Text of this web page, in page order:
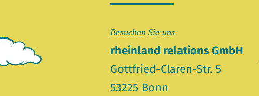
Besuchen Sie uns
rheinland relations GmbH
Gottfried-Claren-Str. 5
53225 Bonn